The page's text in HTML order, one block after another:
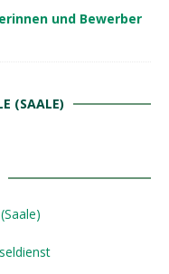
und Bewerber
(SAALE)